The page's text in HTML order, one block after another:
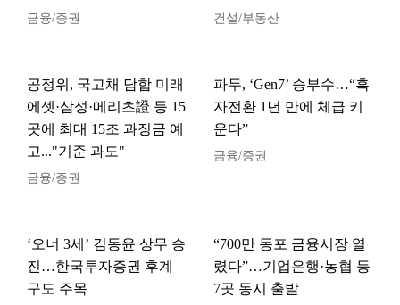
금융/증권 건설/부동산
공정위, 국고채 담합 미래
에셋·삼성·메리츠證 등 15
곳에 최대 15조 과징금 예
고..."기준 과도"
금융/증권
파두, ‘Gen7’ 승부수…“흑
자전환 1년 만에 체급 키
운다”
금융/증권
‘오너 3세’ 김동윤 상무 승
진…한국투자증권 후계
구도 주목
“700만 동포 금융시장 열
렸다”…기업은행·농협 등
7곳 동시 출발